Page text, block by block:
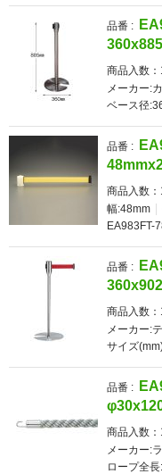
品番 :
商品入数：
メーカー:
ベース径
品番 :
商品入数：
幅:48mm
EA983FT-
品番 :
商品入数：
メーカー:
サイズ
品番 :
商品入数：
メーカー:
ロープ全